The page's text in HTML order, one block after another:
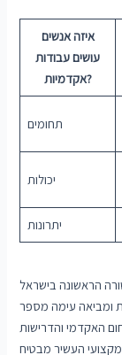
איזה אנשים
עושים עבודות
אקדמיות?
תחומים
יכולות
יתרונות
הראשונה בישראל
ומביאה עימה מספר
האקדמי והדרישות
העשיר מבטיח